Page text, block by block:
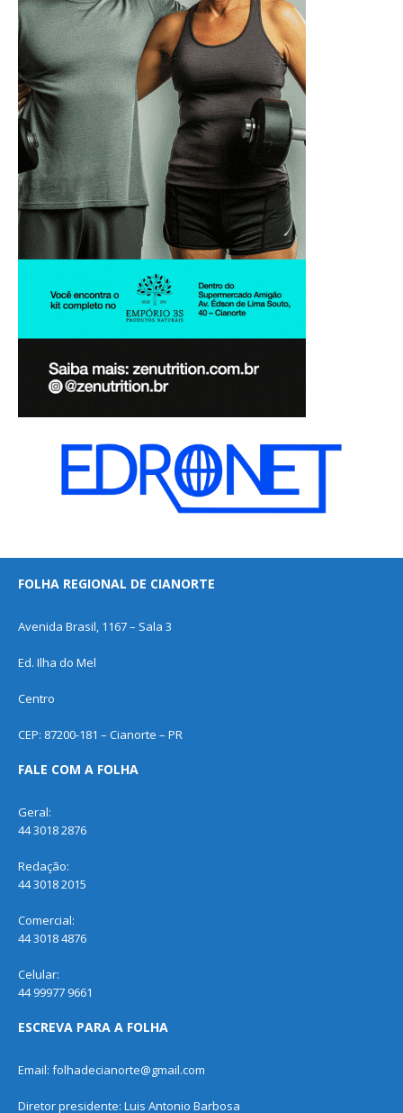
FOLHA REGIONAL DE CIANORTE
Avenida Brasil, 1167 – Sala 3
Ed. Ilha do Mel
Centro
CEP: 87200-181 – Cianorte – PR
FALE COM A FOLHA
Geral:
44 3018 2876
Redação:
44 3018 2015
Comercial:
44 3018 4876
Celular:
44 99977 9661
ESCREVA PARA A FOLHA
Email: folhadecianorte@gmail.com
Diretor presidente: Luis Antonio Barbosa